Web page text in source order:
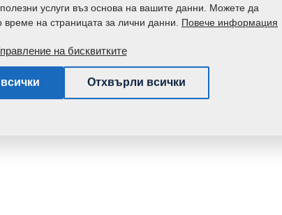
услуги въз основа на вашите данни. Можете да
време на страницата за лични данни. Повече информация
на бисквитките
Отхвърли всички